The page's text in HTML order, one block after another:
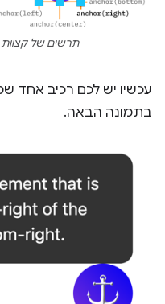
תרשים של
עכשיו יש לכם רכיב אחד
בתמונה הבאה.